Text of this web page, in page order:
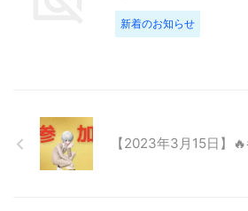
新着のお知らせ
【2023年3月15日】